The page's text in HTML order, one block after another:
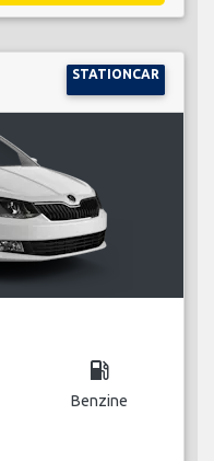
STATIONCAR
local_gas_station
Benzine